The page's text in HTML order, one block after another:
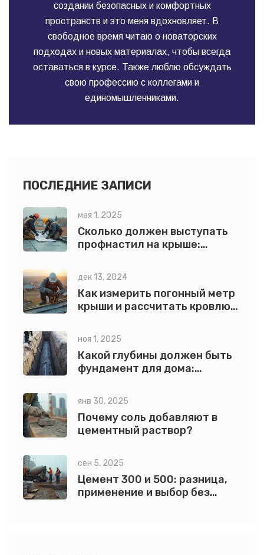
создании безопасных и комфортных
пространств и это меня вдохновляет. В
свободное время читаю о новаторских
подходах и новых материалах, чтобы всегда
оставаться в курсе. Также люблю обсуждать
свою профессию с коллегами и
единомышленниками.
ПОСЛЕДНИЕ ЗАПИСИ
мая 1, 2025
Сколько должен выступать
профнастил на крыше:
дек 13, 2024
Как измерить погонный метр
крыши и рассчитать кровлю
ноя 1, 2025
Какой глубины должен быть
фундамент для дома:
климату
янв 30, 2025
Почему соль добавляют в
цементный раствор?
сен 5, 2025
Цемент 300 и 500: разница,
применение и выбор без